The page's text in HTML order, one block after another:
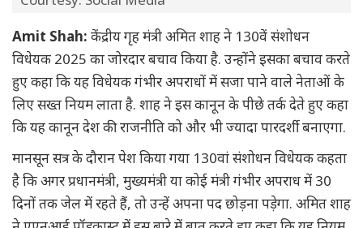
Amit Shah: केंद्रीय गृह मंत्री अमित शाह ने 130वें संशोधन
विधेयक 2025 का जोरदार बचाव किया है. उन्होंने इसका बचाव करते
हुए कहा कि यह विधेयक गंभीर अपराधों में सजा पाने वाले नेताओं के
लिए सख्त नियम लाता है. शाह ने इस कानून के पीछे तर्क देते हुए कहा
कि यह कानून देश की राजनीति को और भी ज्यादा पारदर्शी बनाएगा.
मानसून सत्र के दौरान पेश किया गया 130वां संशोधन विधेयक कहता
है कि अगर प्रधानमंत्री, मुख्यमंत्री या कोई मंत्री गंभीर अपराध में 30
दिनों तक जेल में रहते हैं, तो उन्हें अपना पद छोड़ना पड़ेगा. अमित शाह